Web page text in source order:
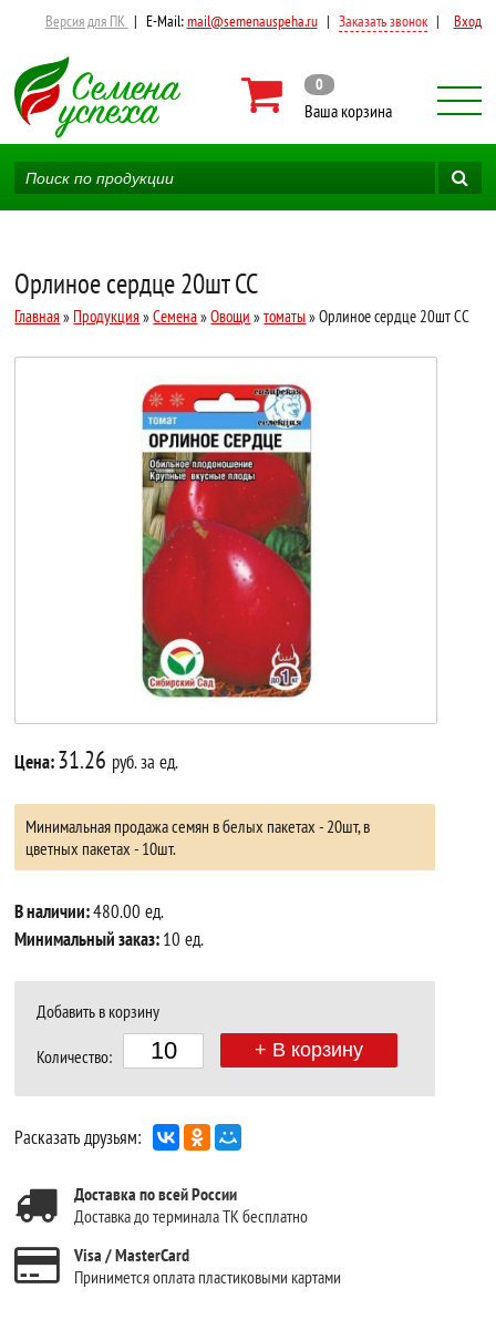
Версия для ПК | E-Mail:mail@semenauspeha.ru | Заказать звонок | Вход
0
Ваша корзина
Орлиное сердце 20шт СС
Главная » Продукция »Семена»Овощи »томаты» Орлиное сердце 20шт СС
Цена:31.26 руб. за ед.
Минимальная продажа семян в белых пакетах - 20шт, в
цветных пакетах - 10шт.
В наличии:480.00 ед.
Минимальный заказ:10 ед.
Добавить в корзину
Количество: + В корзину
Расказать друзьям:
Доставка по всей России
Доставка до терминала ТК бесплатно
Visa / MasterCard
Принимется оплата пластиковыми картами